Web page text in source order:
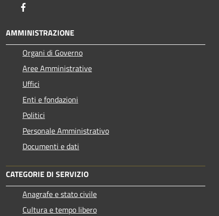
AMMINISTRAZIONE
Organi di Governo
Aree Amministrative
Uffici
Enti e fondazioni
Politici
Personale Amministrativo
Documenti e dati
CATEGORIE DI SERVIZIO
Anagrafe e stato civile
Cultura e tempo libero